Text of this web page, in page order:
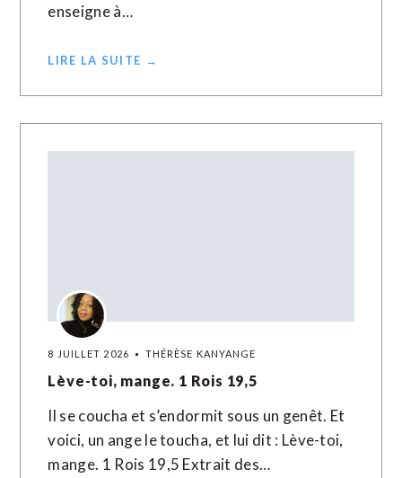
enseigne à…
LIRE LA SUITE →
8 JUILLET 2026 THÉRÈSE KANYANGE
Lève-toi, mange. 1 Rois 19,5
Il se coucha et s’endormit sous un genêt. Et
voici, un ange le toucha, et lui dit : Lève-toi,
mange. 1 Rois 19,5 Extrait des…